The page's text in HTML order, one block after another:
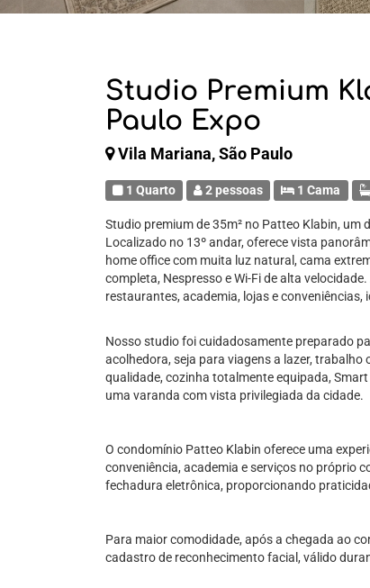
Studio Premium
Paulo Expo
Vila Mariana, São Paulo
1 Quarto 2 pessoas 1 Cama
Studio premium de 35m² no Patteo Klabin, um
Localizado no 13º andar, oferece vista
home office com muita luz natural, cama
completa, Nespresso e Wi-Fi de alta
restaurantes, academia, lojas e conveniências,
Nosso studio foi cuidadosamente preparado
acolhedora, seja para viagens a lazer,
qualidade, cozinha totalmente equipada,
uma varanda com vista privilegiada da cidade.
O condomínio Patteo Klabin oferece uma
conveniência, academia e serviços no próprio
fechadura eletrônica, proporcionando
Para maior comodidade, após a chegada ao
cadastro de reconhecimento facial, válido